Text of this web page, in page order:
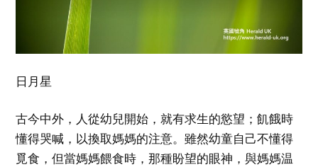
日月星
古今中外，人從幼兒開始，就有求生的慾望；飢餓時
懂得哭喊，以換取媽媽的注意。雖然幼童自己不懂得
覓食，但當媽媽餵食時，那種盼望的眼神，與媽媽温